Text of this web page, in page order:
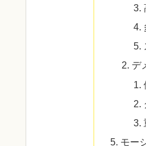
デ
モー